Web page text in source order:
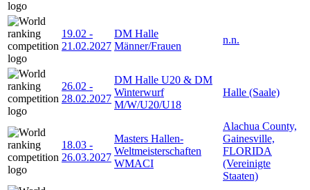
19.02 -
21.02.2027
DM Halle
Männer/Frauen
n.n.
26.02 -
28.02.2027
DM Halle U20 & DM
Winterwurf
M/W/U20/U18
Halle (Saale)
18.03 -
26.03.2027
Masters Hallen-
Weltmeisterschaften
WMACI
Alachua County,
Gainesville,
FLORIDA
(Vereinigte
Staaten)